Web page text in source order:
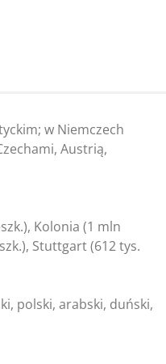
w Niemczech
Austrią,
Kolonia (1 mln
Stuttgart (612 tys.
polski, arabski, duński,